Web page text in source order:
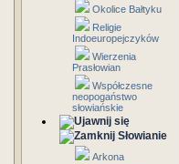
Okolice Bałtyku
Religie
Indoeuropejczyków
Wierzenia
Prasłowian
Współczesne
neopogaństwo
słowiańskie
Słowianie
Arkona